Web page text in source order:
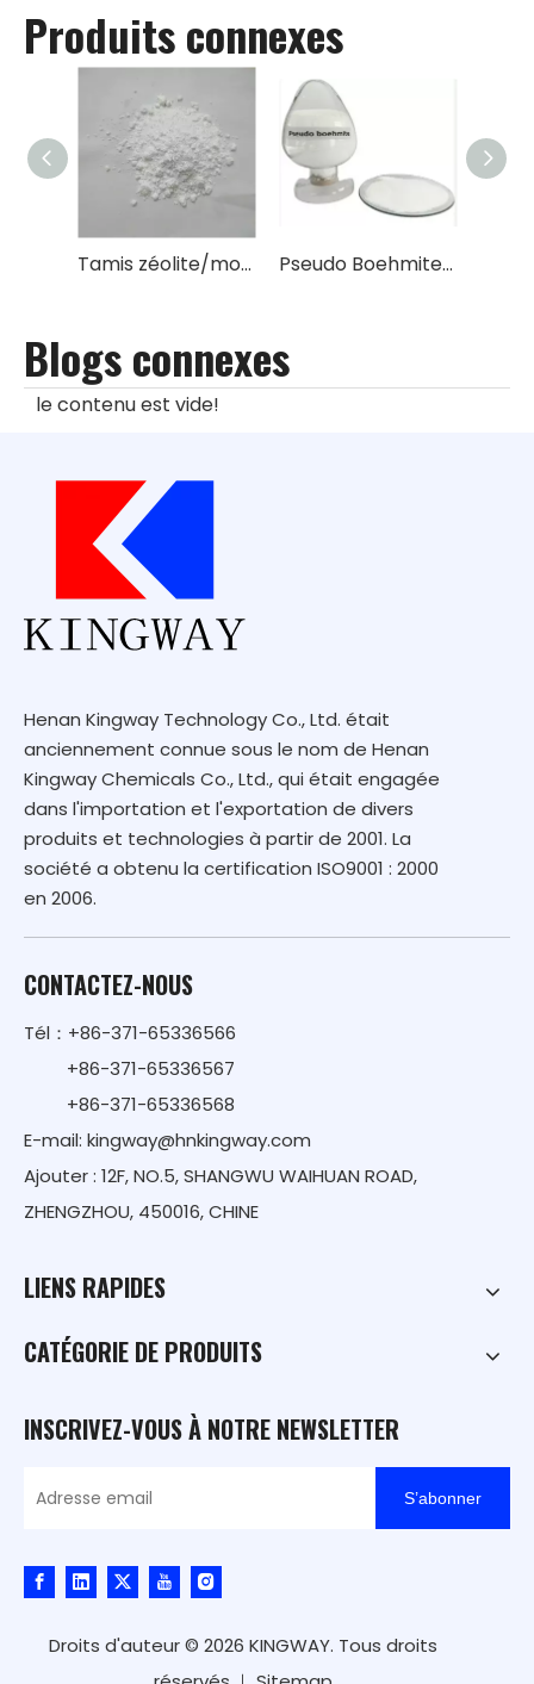
Produits connexes
Tamis zéolite/moléculaires ZSM-5 de haute qualité Pseudo Boehmite/oxyde d'alpha-aluminium hydraté CAS No. 1318-23-6
Blogs connexes
le contenu est vide!
Henan Kingway Technology Co., Ltd. était
anciennement connue sous le nom de Henan
Kingway Chemicals Co., Ltd., qui était engagée
dans l'importation et l'exportation de divers
produits et technologies à partir de 2001. La
société a obtenu la certification ISO9001 : 2000
en 2006.
CONTACTEZ-NOUS
Tél：+86-371-65336566
+86-371-65336567
+86-371-65336568
E-mail: kingway@hnkingway.com
Ajouter : 12F, NO.5, SHANGWU WAIHUAN ROAD,
ZHENGZHOU, 450016, CHINE
LIENS RAPIDES
CATÉGORIE DE PRODUITS
INSCRIVEZ-VOUS À NOTRE NEWSLETTER
S’abonner
Droits d'auteur © 2026 KINGWAY. Tous droits